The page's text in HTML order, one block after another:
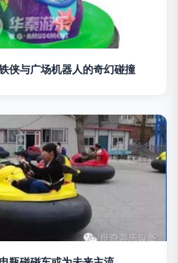
侠与广场机器人的奇幻碰撞